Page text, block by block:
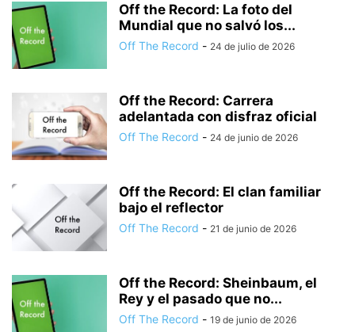
Off the Record: La foto del
Mundial que no salvó los...
Off The Record - 24 de julio de 2026
Off the Record: Carrera
adelantada con disfraz oficial
Off The Record - 24 de junio de 2026
Off the Record: El clan familiar
bajo el reflector
Off The Record - 21 de junio de 2026
Off the Record: Sheinbaum, el
Rey y el pasado que no...
Off The Record - 19 de junio de 2026